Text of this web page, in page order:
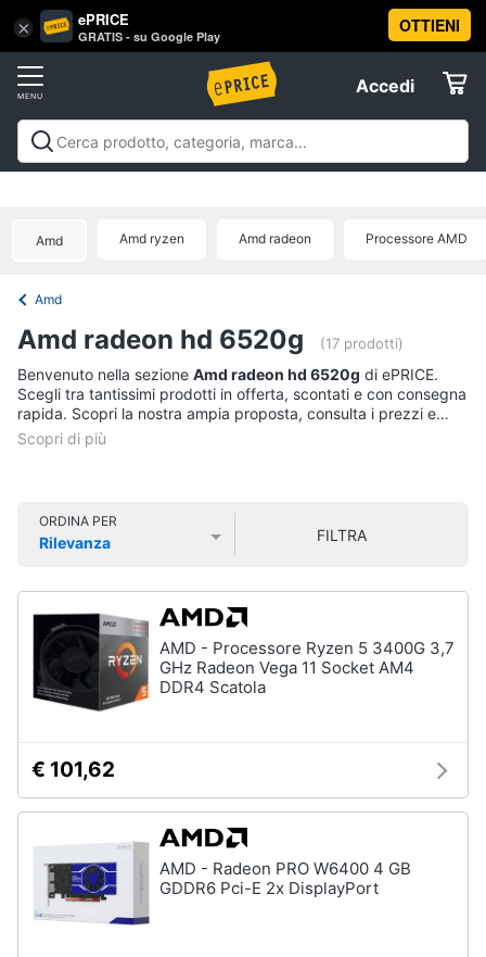
× ePRICE
GRATIS - su Google Play
OTTIENI
Accedi
Accedi
Registrati
Offerte
Tv
e
Home
Cinema
home
Audio
musica
Arredo
Brico
e
Giardinaggio
Vai
al
Amd Amd ryzen Amd radeon Processore AMD
Amd
Amd radeon hd 6520g (17 prodotti)
Benvenuto nella sezione Amd radeon hd 6520g di ePRICE.
Scegli tra tantissimi prodotti in offerta, scontati e con consegna
rapida. Scopri la nostra ampia proposta, consulta i prezzi e
acquista comodamente online.
ORDINA PER
Rilevanza
FILTRA
AMD - Processore Ryzen 5 3400G 3,7
GHz Radeon Vega 11 Socket AM4
DDR4 Scatola
€ 101,62
AMD - Radeon PRO W6400 4 GB
GDDR6 Pci-E 2x DisplayPort